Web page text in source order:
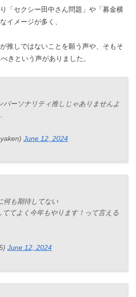
「セクシー田中さん問題」や「募金横
イメージが多く、
推しではないことを願う声や、そもそ
きという声がありました。
パーソナリティ推しじゃありませんよ
June 12, 2024
何も期待してない
てよく今年もやります！って言える
June 12, 2024